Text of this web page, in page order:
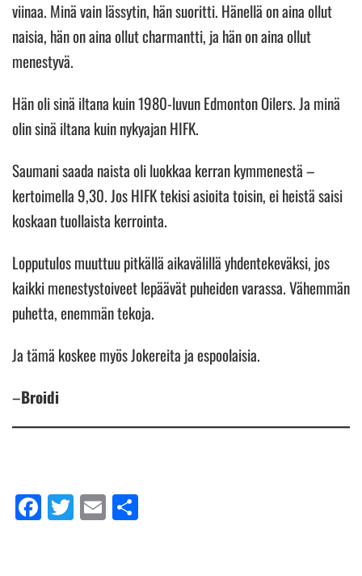
viinaa. Minä vain lässytin, hän suoritti. Hänellä on aina ollut
naisia, hän on aina ollut charmantti, ja hän on aina ollut
menestyvä.
Hän oli sinä iltana kuin 1980-luvun Edmonton Oilers. Ja minä
olin sinä iltana kuin nykyajan HIFK.
Saumani saada naista oli luokkaa kerran kymmenestä –
kertoimella 9,30. Jos HIFK tekisi asioita toisin, ei heistä saisi
koskaan tuollaista kerrointa.
Lopputulos muuttuu pitkällä aikavälillä yhdentekeväksi, jos
kaikki menestystoiveet lepäävät puheiden varassa. Vähemmän
puhetta, enemmän tekoja.
Ja tämä koskee myös Jokereita ja espoolaisia.
–Broidi
Facebook
Twitter
Email